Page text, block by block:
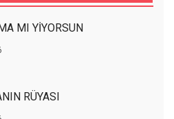
MI YİYORSUN
RÜYASI